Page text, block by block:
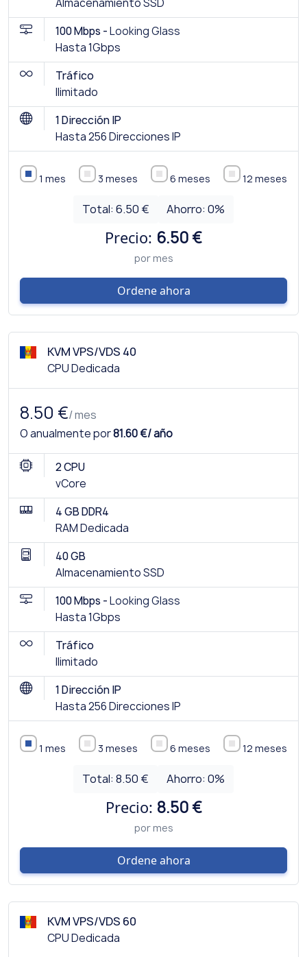
100 Mbps -Looking Glass
Hasta 1Gbps
Tráfico
Ilimitado
1 Dirección IP
Hasta 256 Direcciones IP
1 mes 3 meses 6 meses 12 meses
Total: 6.50 € Ahorro:0%
Precio: 6.50 €
por mes
Ordene ahora
KVM VPS/VDS 40
CPU Dedicada
8.50 €/ mes
O anualmente por81.60 €/ año
2 CPU
vCore
4 GB DDR4
RAM Dedicada
40 GB
Almacenamiento SSD
100 Mbps -Looking Glass
Hasta 1Gbps
Tráfico
Ilimitado
1 Dirección IP
Hasta 256 Direcciones IP
1 mes 3 meses 6 meses 12 meses
Total:8.50 € Ahorro: 0%
Precio: 8.50 €
por mes
Ordene ahora
KVM VPS/VDS 60
CPU Dedicada